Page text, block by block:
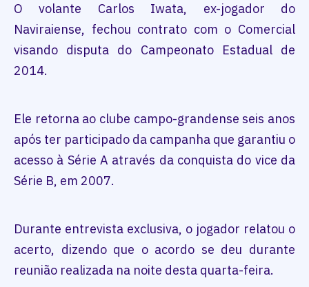
O volante Carlos Iwata, ex-jogador do
Naviraiense, fechou contrato com o Comercial
visando disputa do Campeonato Estadual de
2014.
Ele retorna ao clube campo-grandense seis anos
após ter participado da campanha que garantiu o
acesso à Série A através da conquista do vice da
Série B, em 2007.
Durante entrevista exclusiva, o jogador relatou o
acerto, dizendo que o acordo se deu durante
reunião realizada na noite desta quarta-feira.